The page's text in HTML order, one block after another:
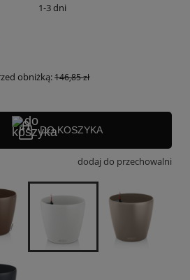
1-3 dni
obniżką:146,85 zł
DO KOSZYKA
dodaj do przechowalni